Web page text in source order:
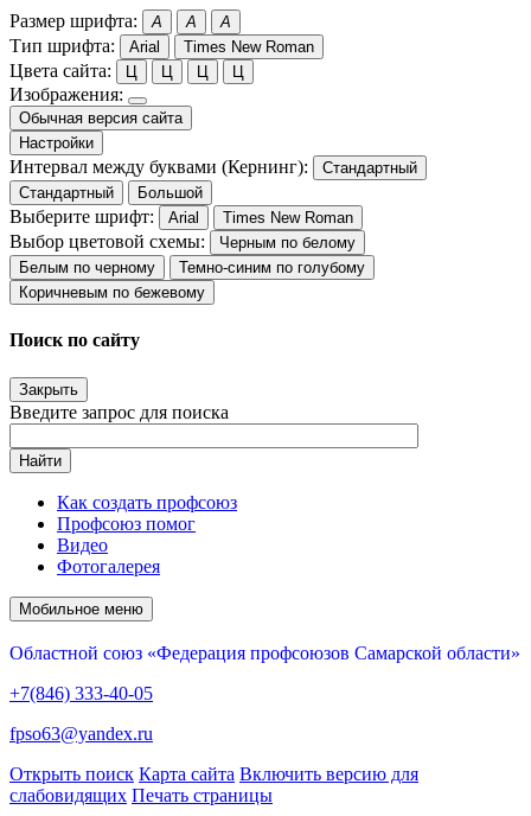
Размер шрифта: A A A
Тип шрифта: Arial Times New Roman
Цвета сайта: Ц Ц Ц Ц
Изображения:
Обычная версия сайта
Настройки
Интервал между буквами (Кернинг):
Стандартный
Стандартный
Большой
Выберите шрифт: Arial Times New Roman
Выбор цветовой схемы:
Черным по белому
Белым по черному
Темно-синим по голубому
Коричневым по бежевому
Поиск по сайту
Закрыть
Введите запрос для поиска
Найти
Как создать профсоюз
Профсоюз помог
Видео
Фотогалерея
Мобильное меню
Областной союз «Федерация профсоюзов Самарской области»
+7(846) 333-40-05
fpso63@yandex.ru
Открыть поиск Карта сайта Включить версию для
слабовидящих Печать страницы